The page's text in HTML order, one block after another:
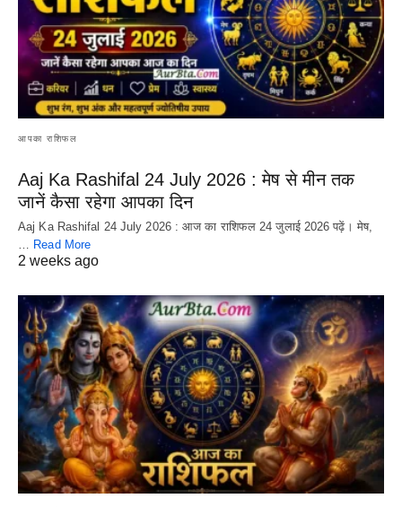
आपका राशिफल
Aaj Ka Rashifal 24 July 2026 : मेष से मीन तक
जानें कैसा रहेगा आपका दिन
Aaj Ka Rashifal 24 July 2026 : आज का राशिफल 24 जुलाई 2026 पढ़ें। मेष,
Read More
2 weeks ago